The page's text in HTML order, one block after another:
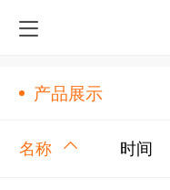
产品展示
名称 时间